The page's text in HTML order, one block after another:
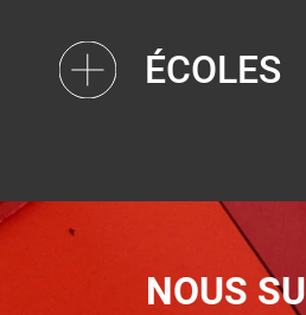
ÉCOLES
NOUS